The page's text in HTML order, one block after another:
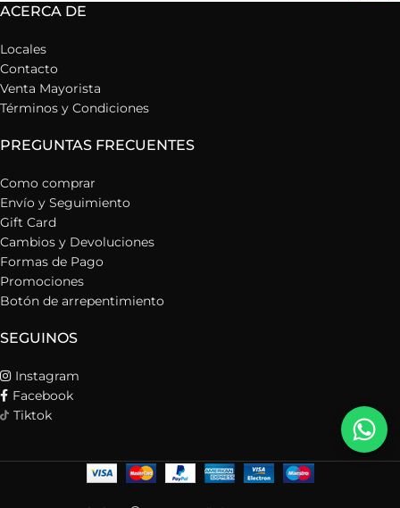
ACERCA DE
Locales
Contacto
Venta Mayorista
Términos y Condiciones
PREGUNTAS FRECUENTES
Como comprar
Envío y Seguimiento
Gift Card
Cambios y Devoluciones
Formas de Pago
Promociones
Botón de arrepentimiento
SEGUINOS
Instagram
Facebook
Tiktok